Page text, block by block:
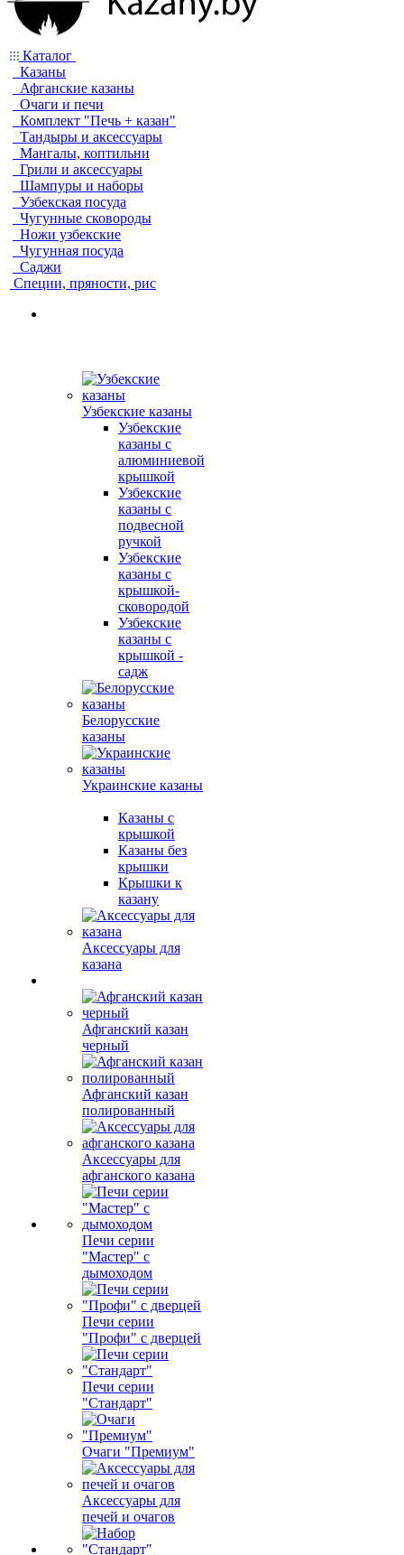
Каталог
Казаны
Афганские казаны
Очаги и печи
Комплект "Печь + казан"
Тандыры и аксессуары
Мангалы, коптильни
Грили и аксессуары
Шампуры и наборы
Узбекская посуда
Чугунные сковороды
Ножи узбекские
Чугунная посуда
Саджи
Специи, пряности, рис
Узбекские казаны
Узбекские
казаны с
алюминиевой
крышкой
Узбекские
казаны с
подвесной
ручкой
Узбекские
казаны с
крышкой-
сковородой
Узбекские
казаны с
крышкой -
садж
Белорусские
казаны
Украинские казаны
Казаны с
крышкой
Казаны без
крышки
Крышки к
казану
Аксессуары для
казана
Афганский казан
черный
Афганский казан
полированный
Аксессуары для
афганского казана
Печи серии
"Мастер" с
дымоходом
Печи серии
"Профи" с дверцей
Печи серии
"Стандарт"
Очаги "Премиум"
Аксессуары для
печей и очагов